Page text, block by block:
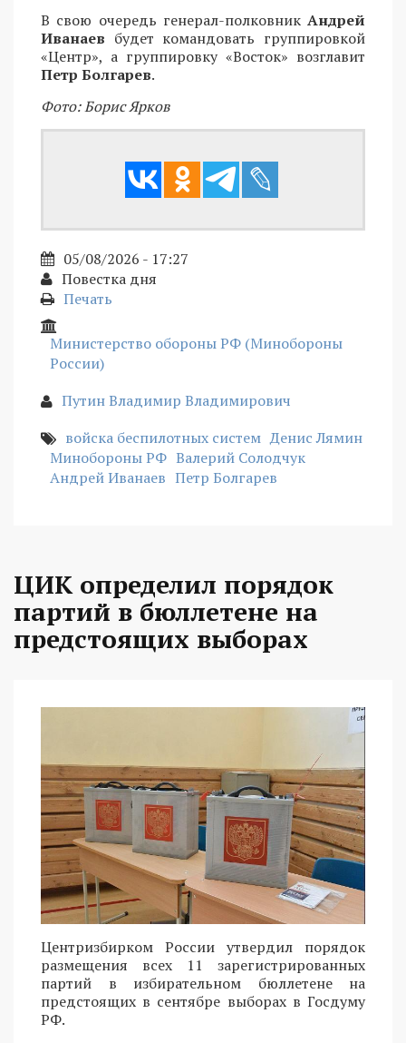
В свою очередь генерал-полковникАндрей
Иванаев будет командовать группировкой
«Центр», а группировку «Восток» возглавит
Петр Болгарев.
Фото: Борис Ярков
05/08/2026 - 17:27
Повестка дня
Печать
Министерство обороны РФ (Минобороны
России)
Путин Владимир Владимирович
войска беспилотных систем Денис Лямин
Минобороны РФ Валерий Солодчук
Андрей Иванаев Петр Болгарев
ЦИК определил порядок
партий в бюллетене на
предстоящих выборах
Центризбирком России утвердил порядок
размещения всех 11 зарегистрированных
партий в избирательном бюллетене на
предстоящих в сентябре выборах в Госдуму
РФ.